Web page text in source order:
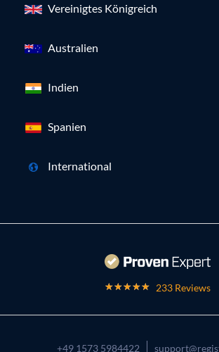
Vereinigtes Königreich
Australien
Indien
Spanien
International
233 Reviews
+49 1573 5984422